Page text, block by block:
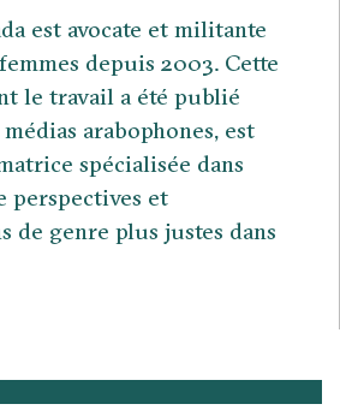
est avocate et militante
depuis 2003. Cette
le travail a été publié
arabophones, est
spécialisée dans
perspectives et
de genre plus justes dans